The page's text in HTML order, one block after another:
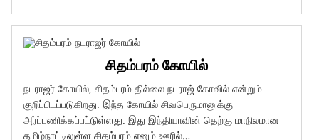
சிதம்பரம் கோயில்
நடராஜர் கோயில், சிதம்பரம் தில்லை நடராஜ் கோவில் என்றும்
குறிப்பிடப்படுகிறது. இந்த கோயில் சிவபெருமானுக்கு
அர்ப்பணிக்கப்பட்டுள்ளது. இது இந்தியாவின் தெற்கு மாநிலமான
தமிழ்நாட்டிலுள்ள சிதம்பரம் எனும் ஊரில்…